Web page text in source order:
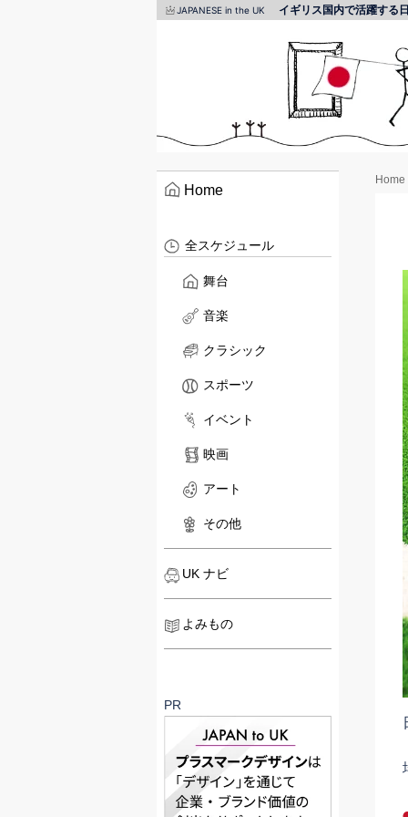
JAPANESE in the UK イギリス国内で活躍する
Home
Home
全スケジュール
舞台
音楽
クラシック
スポーツ
イベント
映画
アート
その他
UK ナビ
よみもの
PR